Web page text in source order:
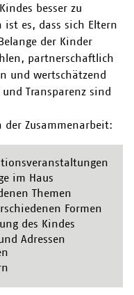
besser zu
ist es, dass sich Eltern
der Kinder
partnerschaftlich
und wertschätzend
Transparenz sind
der Zusammenarbeit:
im Haus
Themen
Formen
des Kindes
Adressen